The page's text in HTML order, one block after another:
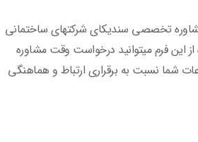
تخصصی سندیکای شرکتهای ساختمانی
از این فرم میتوانید درخواست وقت مشاوره
شما نسبت به برقراری ارتباط و هماهنگی